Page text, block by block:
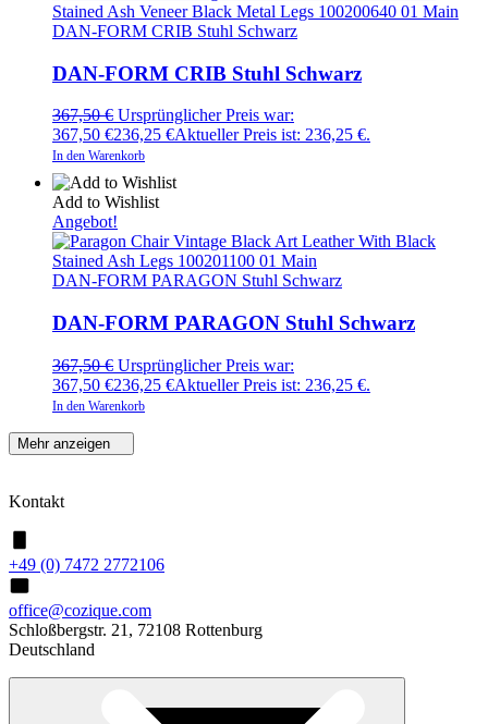
DAN-FORM CRIB Stuhl Schwarz
DAN-FORM CRIB Stuhl Schwarz
367,50€ Ursprünglicher Preis war:
367,50 €236,25 €Aktueller Preis ist: 236,25 €.
In den Warenkorb
Add to Wishlist
Angebot!
DAN-FORM PARAGON Stuhl Schwarz
DAN-FORM PARAGON Stuhl Schwarz
367,50€ Ursprünglicher Preis war:
367,50 €236,25 €Aktueller Preis ist: 236,25 €.
In den Warenkorb
Mehr anzeigen
Kontakt
+49 (0) 7472 2772106
office@cozique.com
Schloßbergstr. 21, 72108 Rottenburg
Deutschland